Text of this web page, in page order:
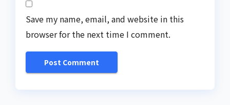
Save my name, email, and website in this
browser for the next time I comment.